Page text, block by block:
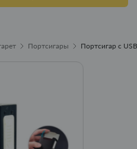
Портсигары Портсигар с